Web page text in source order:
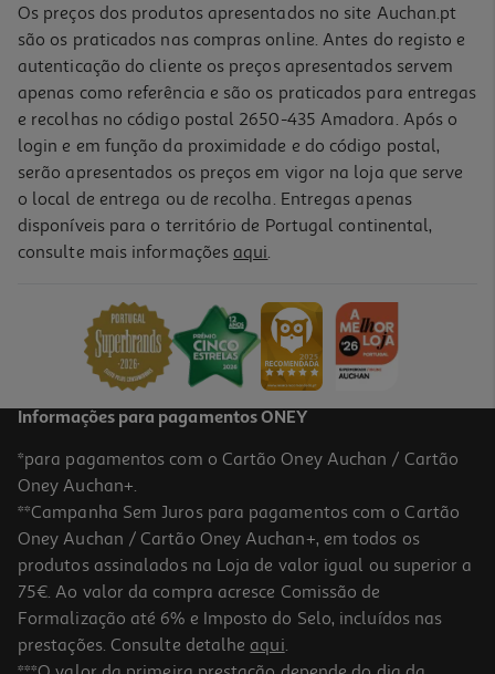
Máscara Facial Evoluderm Argila Rosa 100 Ml
Máscara Facial Sence Sweet Escape
Os preços dos produtos apresentados no site Auchan.pt
são os praticados nas compras online. Antes do registo e
autenticação do cliente os preços apresentados servem
apenas como referência e são os praticados para entregas
e recolhas no código postal 2650-435 Amadora. Após o
login e em função da proximidade e do código postal,
serão apresentados os preços em vigor na loja que serve
o local de entrega ou de recolha. Entregas apenas
disponíveis para o território de Portugal continental,
consulte mais informações aqui.
Informações para pagamentos ONEY
*para pagamentos com o Cartão Oney Auchan / Cartão
Oney Auchan+.
**Campanha Sem Juros para pagamentos com o Cartão
Oney Auchan / Cartão Oney Auchan+, em todos os
produtos assinalados na Loja de valor igual ou superior a
75€. Ao valor da compra acresce Comissão de
Formalização até 6% e Imposto do Selo, incluídos nas
prestações. Consulte detalhe aqui.